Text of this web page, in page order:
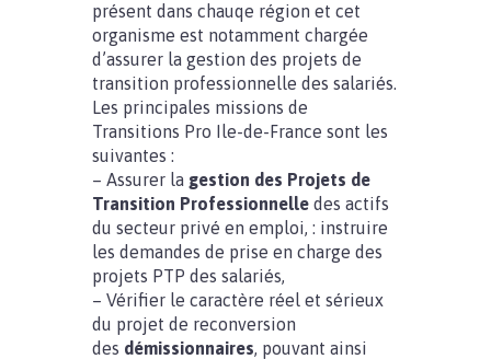
présent dans chauqe région et cet
organisme est notamment chargée
d’assurer la gestion des projets de
transition professionnelle des salariés.
Les principales missions de
Transitions Pro Ile-de-France sont les
suivantes :
– Assurer la gestion des Projets de
Transition Professionnelle des actifs
du secteur privé en emploi, : instruire
les demandes de prise en charge des
projets PTP des salariés,
– Vérifier le caractère réel et sérieux
du projet de reconversion
des démissionnaires, pouvant ainsi